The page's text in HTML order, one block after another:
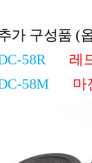
가 구성품 (
58R 레
58M
마